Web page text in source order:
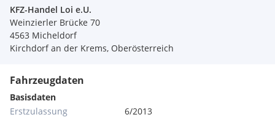
KFZ-Handel Loi e.U.
Weinzierler Brücke 70
4563 Micheldorf
Kirchdorf an der Krems, Oberösterreich
Fahrzeugdaten
Basisdaten
Erstzulassung
6/2013